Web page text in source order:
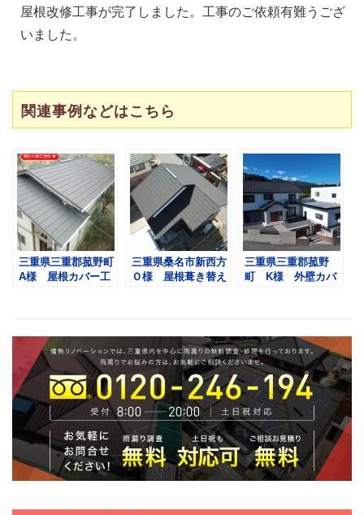
屋根改修工事が完了しました。工事のご依頼有難うござ
いました。
関連事例などはこちら
三重県三重郡菰野町
A様 屋根カバー工
三重県桑名市新西方
Ｏ様 屋根葺き替え
三重県三重郡菰野
町 K様 外壁カバ